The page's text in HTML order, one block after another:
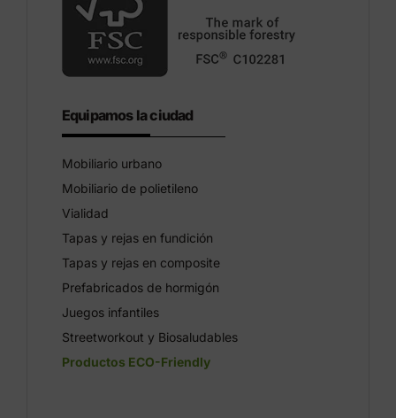
Equipamos la ciudad
Mobiliario urbano
Mobiliario de polietileno
Vialidad
Tapas y rejas en fundición
Tapas y rejas en composite
Prefabricados de hormigón
Juegos infantiles
Streetworkout y Biosaludables
Productos ECO-Friendly